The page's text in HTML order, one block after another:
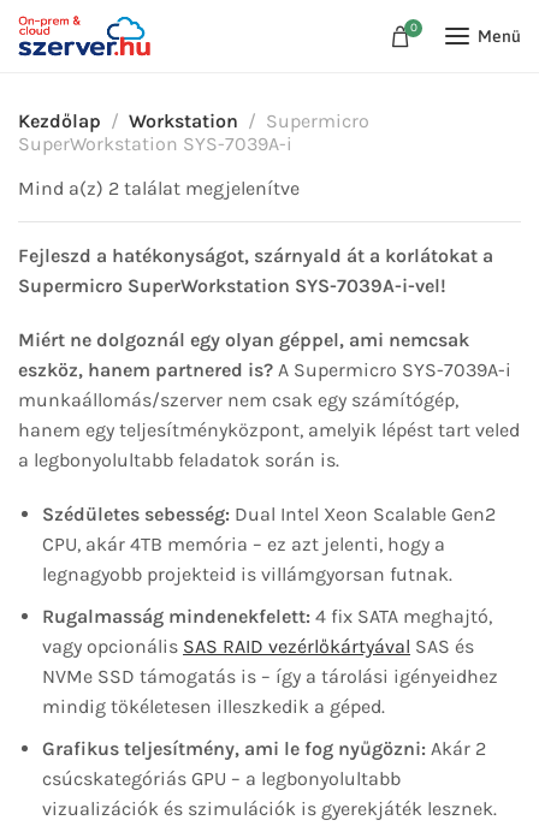
0 Menü
Kezdőlap Workstation
Supermicro
SuperWorkstation SYS-7039A-i
Mind a(z) 2 találat megjelenítve
Fejleszd a hatékonyságot, szárnyald át a korlátokat a
Supermicro SuperWorkstation SYS-7039A-i-vel!
Miért ne dolgoznál egy olyan géppel, ami nemcsak
eszköz, hanem partnered is? A Supermicro SYS-7039A-i
munkaállomás/szerver nem csak egy számítógép,
hanem egy teljesítményközpont, amelyik lépést tart veled
a legbonyolultabb feladatok során is.
Szédületes sebesség: Dual Intel Xeon Scalable Gen2
CPU, akár 4TB memória – ez azt jelenti, hogy a
legnagyobb projekteid is villámgyorsan futnak.
Rugalmasság mindenekfelett: 4 fix SATA meghajtó,
vagy opcionális SAS RAID vezérlőkártyával SAS és
NVMe SSD támogatás is – így a tárolási igényeidhez
mindig tökéletesen illeszkedik a géped.
Grafikus teljesítmény, ami le fog nyűgözni: Akár 2
csúcskategóriás GPU – a legbonyolultabb
vizualizációk és szimulációk is gyerekjáték lesznek.